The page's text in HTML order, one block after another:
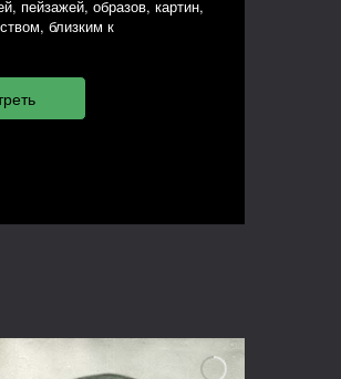
пейзажей, образов, картин,
близким к